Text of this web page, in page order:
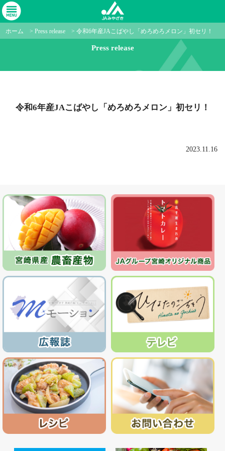
ホーム > Press release > 令和6年産JAこばやし「めろめろメロン」初セリ！
Press release
令和6年産JAこばやし「めろめろメロン」初セリ！
2023.11.16